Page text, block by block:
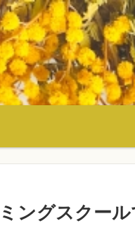
ングスクー